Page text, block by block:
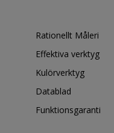
Rationellt Måleri
Effektiva verktyg
Kulörverktyg
Datablad
Funktionsgaranti